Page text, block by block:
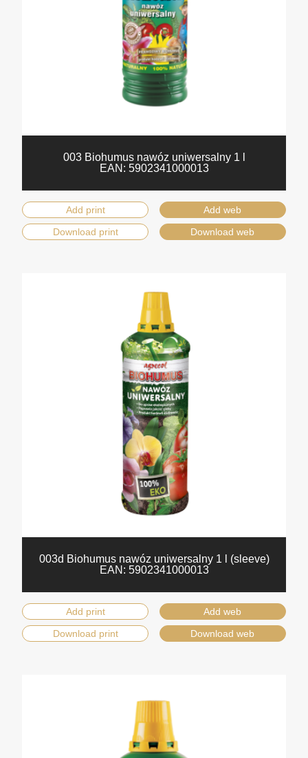
003 Biohumus nawóz uniwersalny 1 l
EAN: 5902341000013
Add print
Add web
Download print
Download web
003d Biohumus nawóz uniwersalny 1 l (sleeve)
EAN: 5902341000013
Add print
Add web
Download print
Download web